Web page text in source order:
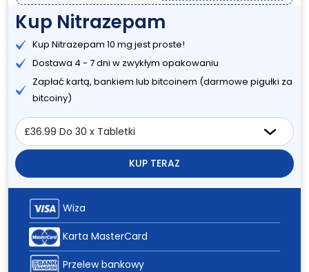
Kup Nitrazepam
Kup Nitrazepam 10 mg jest proste!
Dostawa 4 - 7 dni w zwykłym opakowaniu
Zapłać kartą, bankiem lub bitcoinem (darmowe pigułki za
bitcoiny)
KUP TERAZ
Wiza
Karta MasterCard
Przelew bankowy